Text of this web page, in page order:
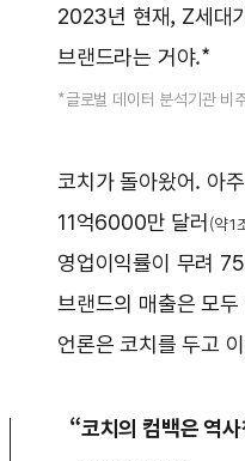
2023년 현재, Z세대
브랜드라는 거야.*
*글로벌 데이터 분석기관 비
코치가 돌아왔어. 아
11억6000만 달러 (약 1
영업이익률이 무려
브랜드의 매출은 모
언론은 코치를 두고
“코치의 컴백은 역